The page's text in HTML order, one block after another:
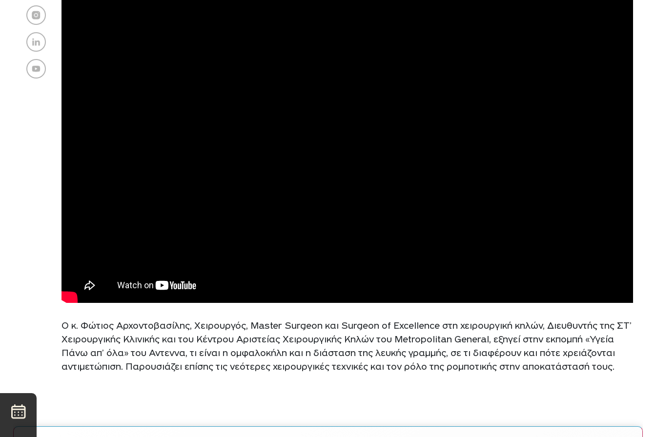
Ο κ. Φώτιος Αρχοντοβασίλης, Χειρουργός, Master Surgeon και Surgeon of Excellence στη χειρουργική κηλών, Διευθυντής της ΣΤ’
Χειρουργικής Κλινικής και του Κέντρου Αριστείας Χειρουργικής Κηλών του Metropolitan General, εξηγεί στην εκπομπή «Υγεία
Πάνω απ’ όλα» του Αντεννα, τι είναι η ομφαλοκήλη και η διάσταση της λευκής γραμμής, σε τι διαφέρουν και πότε χρειάζονται
αντιμετώπιση. Παρουσιάζει επίσης τις νεότερες χειρουργικές τεχνικές και τον ρόλο της ρομποτικής στην αποκατάστασή τους.